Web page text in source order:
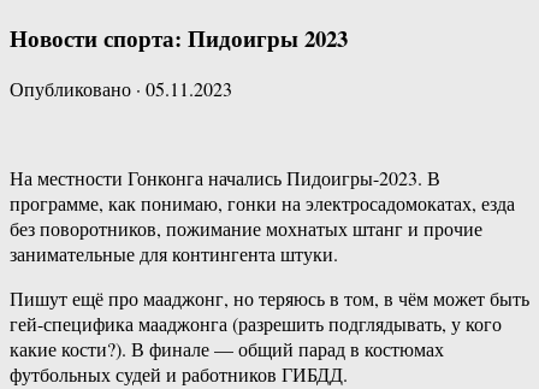
Новости спорта: Пидоигры 2023
Опубликовано · 05.11.2023
На местности Гонконга начались Пидоигры-2023. В
программе, как понимаю, гонки на электросадомокатах, езда
без поворотников, пожимание мохнатых штанг и прочие
занимательные для контингента штуки.
Пишут ещё про мааджонг, но теряюсь в том, в чём может быть
гей-специфика мааджонга (разрешить подглядывать, у кого
какие кости?). В финале — общий парад в костюмах
футбольных судей и работников ГИБДД.